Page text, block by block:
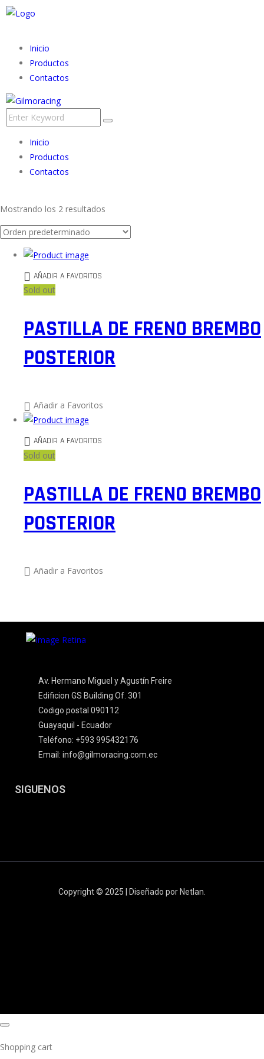
Inicio
Productos
Contactos
Inicio
Productos
Contactos
Mostrando los 2 resultados
AÑADIR A FAVORITOS
Sold out
PASTILLA DE FRENO BREMBO
POSTERIOR
Añadir a Favoritos
AÑADIR A FAVORITOS
Sold out
PASTILLA DE FRENO BREMBO
POSTERIOR
Añadir a Favoritos
Av. Hermano Miguel y Agustín Freire
Edificion GS Building Of. 301
Codigo postal 090112
Guayaquil - Ecuador
Teléfono: +593 995432176
Email: info@gilmoracing.com.ec
SIGUENOS
Copyright © 2025 | Diseñado por Netlan.
Shopping cart